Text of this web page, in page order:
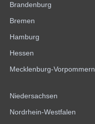
Brandenburg
Bremen
Hamburg
Hessen
Mecklenburg-Vorpommern
Niedersachsen
Nordrhein-Westfalen